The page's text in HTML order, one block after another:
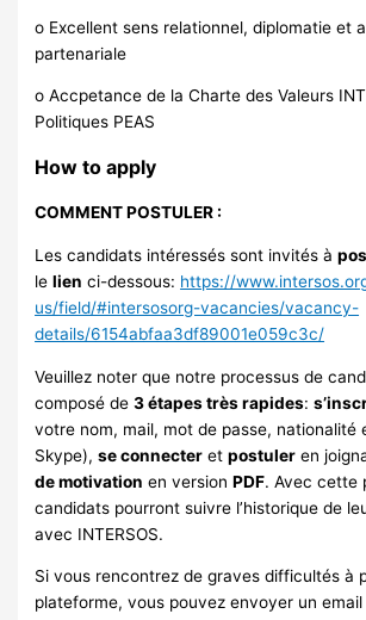
o Excellent sens relationnel, diplomatie et
partenariale
o Accpetance de la Charte des Valeurs
Politiques PEAS
How to apply
COMMENT POSTULER :
Les candidats intéressés sont invités à
lelien ci-dessous: https://
us/field/#intersosorg-vacancies/vacancy-
details/6154abfaa3df89001e059c3c/
Veuillez noter que notre processus de
composé de3 étapes très rapides:
votre nom, mail, mot de passe, nationalité
Skype),se connecter etpostuler en
de motivation en versionPDF. Avec cette
candidats pourront suivre l’historique de
avec INTERSOS.
Si vous rencontrez de graves difficultés à
plateforme, vous pouvez envoyer un email